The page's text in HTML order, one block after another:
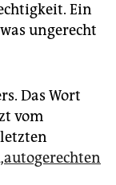
Ein
ungerecht
Das Wort
vom
autogerechten